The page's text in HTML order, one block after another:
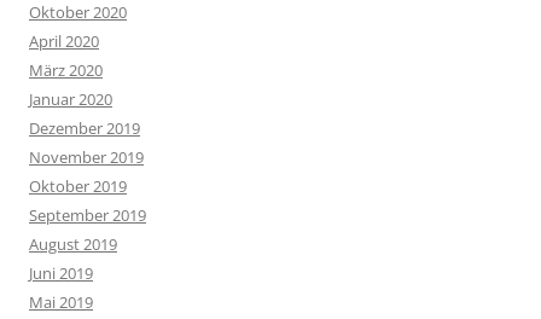
Oktober 2020
April 2020
März 2020
Januar 2020
Dezember 2019
November 2019
Oktober 2019
September 2019
August 2019
Juni 2019
Mai 2019